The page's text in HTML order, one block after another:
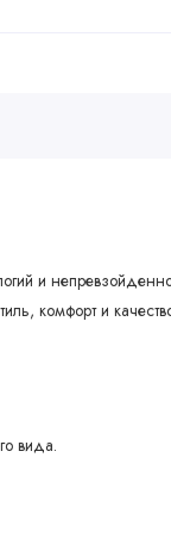
и
комфорт и
вида.